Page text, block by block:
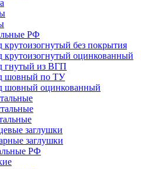
РФ
крутоизогнутый без покрытия
крутоизогнутый оцинкованный
гнутый из ВГП
шовный по ТУ
шовный оцинкованный
заглушки
заглушки
РФ